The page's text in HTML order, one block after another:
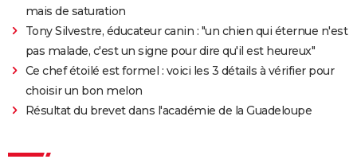
mais de saturation
Tony Silvestre, éducateur canin : "un chien qui éternue n'est
pas malade, c'est un signe pour dire qu'il est heureux"
Ce chef étoilé est formel : voici les 3 détails à vérifier pour
choisir un bon melon
Résultat du brevet dans l'académie de la Guadeloupe